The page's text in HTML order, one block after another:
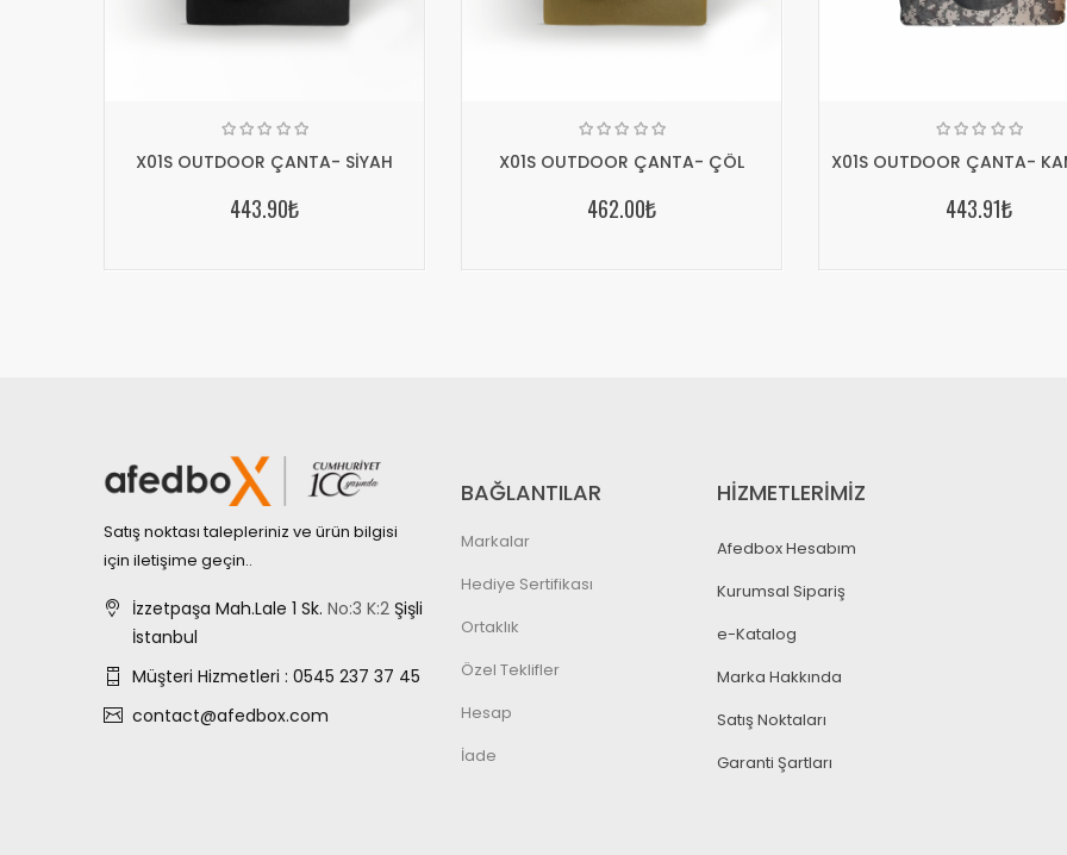
X01S OUTDOOR ÇANTA- SİYAH
443.90₺
X01S OUTDOOR ÇANTA- ÇÖL
462.00₺
X01S OUTDOOR ÇANTA-
443.91₺
Satış noktası talepleriniz ve ürün bilgisi
için iletişime geçin..
İzzetpaşa Mah.Lale 1 Sk. No:3 K:2 Şişli
İstanbul
Müşteri Hizmetleri : 0545 237 37 45
contact@afedbox.com
BAĞLANTILAR
Markalar
Hediye Sertifikası
Ortaklık
Özel Teklifler
Hesap
İade
HİZMETLERİMİZ
Afedbox Hesabım
Kurumsal Sipariş
e-Katalog
Marka Hakkında
Satış Noktaları
Garanti Şartları